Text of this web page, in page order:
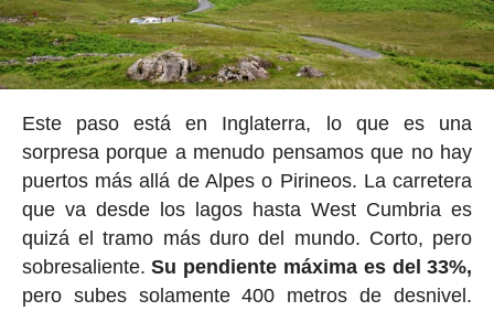
Este paso está en Inglaterra, lo que es una
sorpresa porque a menudo pensamos que no hay
puertos más allá de Alpes o Pirineos. La carretera
que va desde los lagos hasta West Cumbria es
quizá el tramo más duro del mundo. Corto, pero
sobresaliente.Su pendiente máxima es del 33%,
pero subes solamente 400 metros de desnivel.